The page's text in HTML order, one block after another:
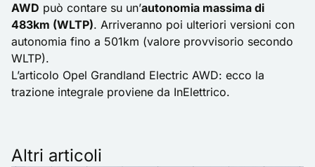
AWD può contare su un’autonomia massima di
483km (WLTP). Arriveranno poi ulteriori versioni con
autonomia fino a 501km (valore provvisorio secondo
WLTP).
L’articolo Opel Grandland Electric AWD: ecco la
trazione integrale proviene da InElettrico.
Altri articoli